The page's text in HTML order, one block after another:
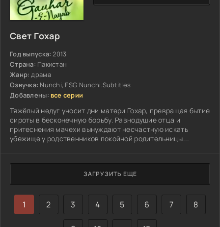
Свет Гохар
Год выпуска: 2013
Страна: Пакистан
Жанр: драма
Озвучка: Nunchi, FSG Nunchi.Subtitles
Добавлены: все серии
Тяжёлый недуг уносит дни матери Гохар, превращая бытие
сироты в бесконечную борьбу. Равнодушие отца и
притеснения мачехи вынуждают несчастную искать
убежище у родственников покойной родительницы...
ЗАГРУЗИТЬ ЕЩЕ
1 2 3 4 5 6 7 8